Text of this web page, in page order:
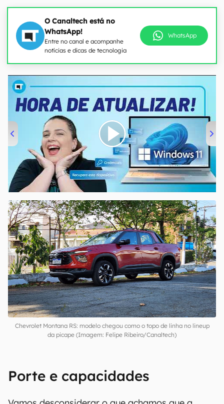
O Canaltech está no
WhatsApp!
Entre no canal e acompanhe
notícias e dicas de tecnologia
WhatsApp
00:00 04:52
Chevrolet Montana RS: modelo chegou como o topo de linha no lineup
da picape (Imagem: Felipe Ribeiro/Canaltech)
Porte e capacidades